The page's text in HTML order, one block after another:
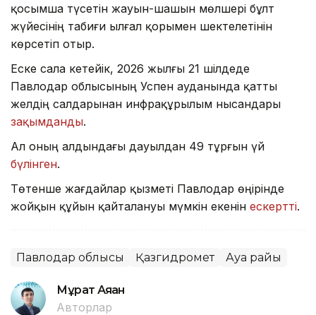
қосымша түсетін жауын-шашын мөлшері бұлт
жүйесінің табиғи ылғал қорымен шектелетінін
көрсетіп отыр.
Еске сала кетейік, 2026 жылғы 21 шілдеде
Павлодар облысының Успен ауданында қатты
желдің салдарынан инфрақұрылым нысандары
зақымданды.
Ал оның алдындағы дауылдан 49 тұрғын үй
бүлінген.
Төтенше жағдайлар қызметі Павлодар өңірінде
жойқын құйын қайталануы мүмкін екенін ескертті.
Павлодар облысы Қазгидромет Ауа райы
Мұрат Аяған
Авторлар